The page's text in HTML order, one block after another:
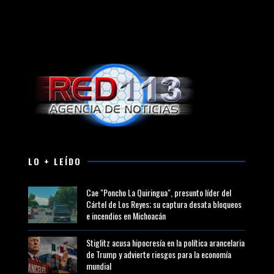
LO + LEÍDO
Cae "Poncho La Quiringua", presunto líder del
Cártel de Los Reyes; su captura desata bloqueos
e incendios en Michoacán
Stiglitz acusa hipocresía en la política arancelaria
de Trump y advierte riesgos para la economía
mundial